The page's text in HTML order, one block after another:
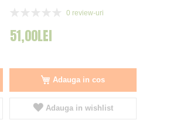
0 review-uri
51,00LEI
Adauga in cos
Adauga in wishlist